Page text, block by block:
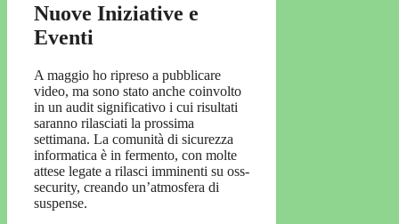
Nuove Iniziative e
Eventi
A maggio ho ripreso a pubblicare
video, ma sono stato anche coinvolto
in un audit significativo i cui risultati
saranno rilasciati la prossima
settimana. La comunità di sicurezza
informatica è in fermento, con molte
attese legate a rilasci imminenti su oss-
security, creando un’atmosfera di
suspense.